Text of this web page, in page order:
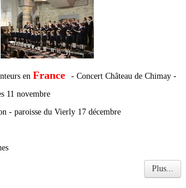
en France
- Concert Château de Chimay -
11 novembre
- paroisse du Vierly 17 décembre
Plus...